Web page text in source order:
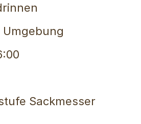
Umgebung
Sackmesser